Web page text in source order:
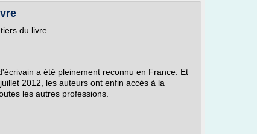
du livre...
a été pleinement reconnu en France. Et
2012, les auteurs ont enfin accès à la
les autres professions.